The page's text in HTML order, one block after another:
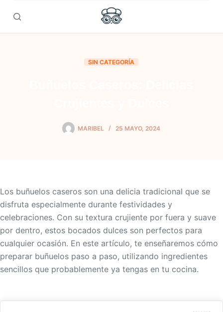
content
SIN CATEGORÍA
MARIBEL 25 MAYO, 2024
Los buñuelos caseros son una delicia tradicional que se
disfruta especialmente durante festividades y
celebraciones. Con su textura crujiente por fuera y suave
por dentro, estos bocados dulces son perfectos para
cualquier ocasión. En este artículo, te enseñaremos cómo
preparar buñuelos paso a paso, utilizando ingredientes
sencillos que probablemente ya tengas en tu cocina.